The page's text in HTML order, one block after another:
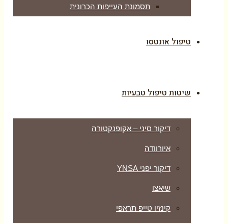
תסמונת העייפות הכרונית
טיפול אונטסו
שיטות טיפול טבעיות
דיקור סיני – אקופנקטורה
איורוודה
דיקור יפני YNSA
שיאצו
קינזיו טייפ תראפי